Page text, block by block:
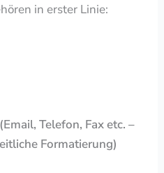
in erster Linie:
Telefon, Fax etc. –
Formatierung)